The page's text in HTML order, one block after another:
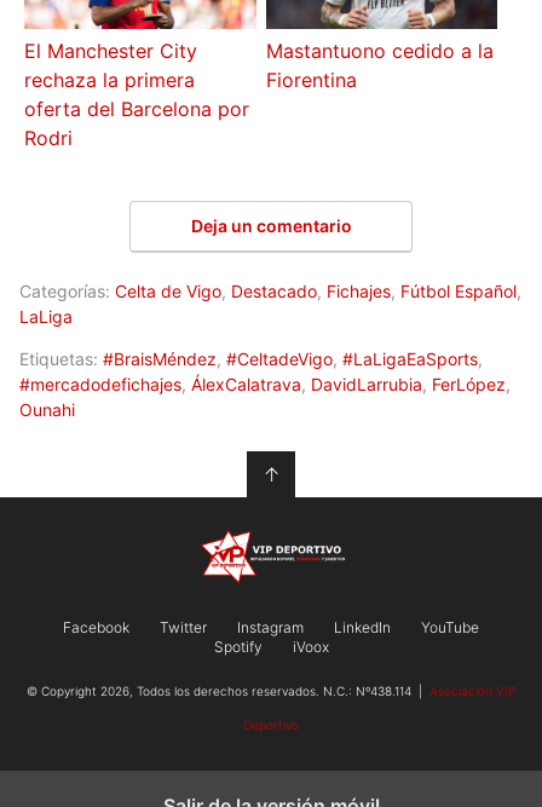
El Manchester City
rechaza la primera
oferta del Barcelona por
Rodri
Mastantuono cedido a la
Fiorentina
Deja un comentario
Categorías: Celta de Vigo, Destacado, Fichajes, Fútbol Español,
LaLiga
Etiquetas: #BraisMéndez, #CeltadeVigo, #LaLigaEaSports,
#mercadodefichajes, ÁlexCalatrava, DavidLarrubia, FerLópez,
Ounahi
↑
Facebook Twitter Instagram LinkedIn
YouTube
Spotify
iVoox
© Copyright 2026, Todos los derechos reservados. N.C.: Nº438.114 | Asociación VIP
Deportivo